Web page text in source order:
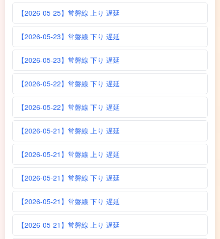
【2026-05-25】常磐線 上り 遅延
【2026-05-23】常磐線 下り 遅延
【2026-05-23】常磐線 下り 遅延
【2026-05-22】常磐線 下り 遅延
【2026-05-22】常磐線 下り 遅延
【2026-05-21】常磐線 上り 遅延
【2026-05-21】常磐線 上り 遅延
【2026-05-21】常磐線 下り 遅延
【2026-05-21】常磐線 下り 遅延
【2026-05-21】常磐線 上り 遅延